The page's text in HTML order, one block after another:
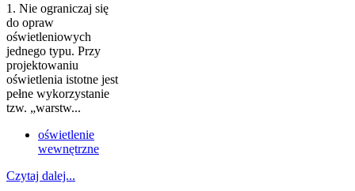
1. Nie ograniczaj się
do opraw
oświetleniowych
jednego typu. Przy
projektowaniu
oświetlenia istotne jest
pełne wykorzystanie
tzw. „warstw...
oświetlenie
wewnętrzne
Czytaj dalej...